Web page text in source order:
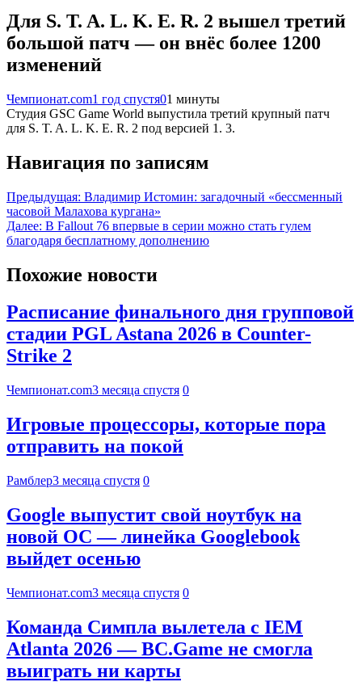
Для S. T. A. L. K. E. R. 2 вышел третий
большой патч — он внёс более 1200
изменений
Чемпионат.com1 год спустя01 минуты
Студия GSC Game World выпустила третий крупный патч
для S. T. A. L. K. E. R. 2 под версией 1. 3.
Навигация по записям
Предыдущая: Владимир Истомин: загадочный «бессменный
часовой Малахова кургана»
Далее: В Fallout 76 впервые в серии можно стать гулем
благодаря бесплатному дополнению
Похожие новости
Расписание финального дня групповой
стадии PGL Astana 2026 в Counter-
Strike 2
Чемпионат.com3 месяца спустя 0
Игровые процессоры, которые пора
отправить на покой
Рамблер3 месяца спустя 0
Google выпустит свой ноутбук на
новой ОС — линейка Googlebook
выйдет осенью
Чемпионат.com3 месяца спустя 0
Команда Симпла вылетела с IEM
Atlanta 2026 — BC.Game не смогла
выиграть ни карты